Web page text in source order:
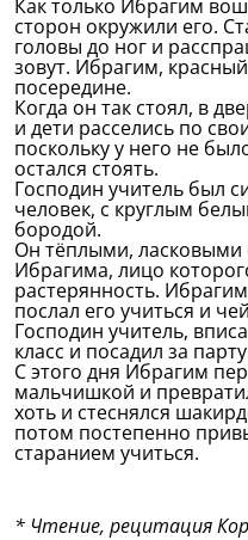
Как только Ибрагим
сторон окружили его.
головы до ног и
зовут. Ибрагим,
посередине.
Когда он так стоял, в
и дети расселись по
поскольку у него не
остался стоять.
Господин учитель был
человек, с круглым
бородой.
Он тёплыми, ласковыми
Ибрагима, лицо
растерянность.
послал его учиться и
Господин учитель,
класс и посадил за
С этого дня Ибрагим
мальчишкой и
хоть и стеснялся
потом постепенно
старанием учиться.
* Чтение, рецитация